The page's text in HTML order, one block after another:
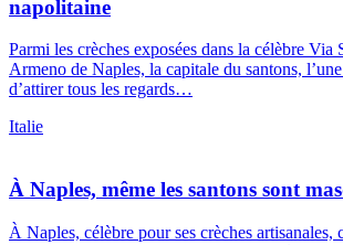
napolitaine
Parmi les crèches exposées dans la célèbre Via
Armeno de Naples, la capitale du santons,
d’attirer tous les regards…
Italie
À Naples, même les santons sont
À Naples, célèbre pour ses crèches artisanales,